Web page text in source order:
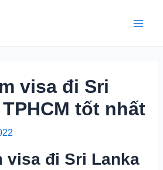
visa đi Sri
tốt nhất
visa đi Sri Lanka